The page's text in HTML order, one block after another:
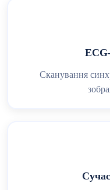
Сканування